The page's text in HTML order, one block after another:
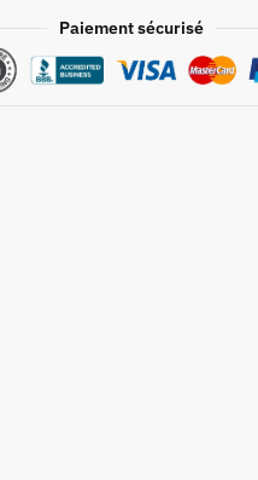
Paiement sécurisé